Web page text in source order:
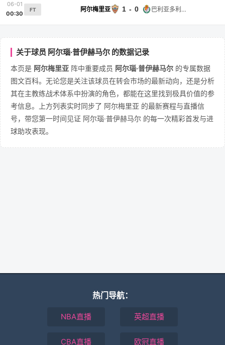
06-01
00:30
FT 阿尔梅里亚 1 - 0 巴利亚多利德
关于球员 阿尔瑙·普伊赫马尔 的数据记录
本页是 阿尔梅里亚 阵中重要成员 阿尔瑙·普伊赫马尔 的专属数据
图文百科。无论您是关注该球员在转会市场的最新动向，还是分析
其在主教练战术体系中扮演的角色，都能在这里找到极具价值的参
考信息。上方列表实时同步了 阿尔梅里亚 的最新赛程与直播信
号，带您第一时间见证 阿尔瑙·普伊赫马尔 的每一次精彩首发与进
球助攻表现。
热门导航：
NBA直播 英超直播
CBA直播 欧冠直播